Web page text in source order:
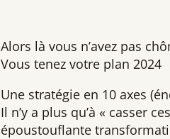
Alors là vous n’avez pas
Vous tenez votre plan 2024
Une stratégie en 10 axes
Il n’y a plus qu’à « casser
époustouflante